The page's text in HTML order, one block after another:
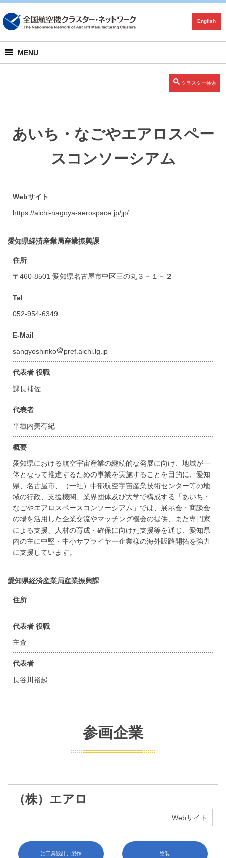
English
MENU
クラスター検索
あいち・なごやエアロスペー
スコンソーシアム
Webサイト
https://aichi-nagoya-aerospace.jp/jp/
愛知県経済産業局産業振興課
住所
〒460-8501 愛知県名古屋市中区三の丸３－１－２
Tel
052-954-6349
E-Mail
sangyoshinko
pref.aichi.lg.jp
代表者 役職
課長補佐
代表者
平垣内美有紀
概要
愛知県における航空宇宙産業の継続的な発展に向け、地域が一
体となって推進するための事業を実施することを目的に、愛知
県、名古屋市、（一社）中部航空宇宙産業技術センター等の地
域の行政、支援機関、業界団体及び大学で構成する「あいち・
なごやエアロスペースコンソーシアム」では、展示会・商談会
の場を活用した企業交流やマッチング機会の提供、また専門家
による支援、人材の育成・確保に向けた支援等を通じ、愛知県
内の主に中堅・中小サプライヤー企業様の海外販路開拓を強力
に支援しています。
愛知県経済産業局産業振興課
住所
代表者 役職
主査
代表者
長谷川裕起
参画企業
（株）エアロ
Webサイト
治工具設計、製作 塗装